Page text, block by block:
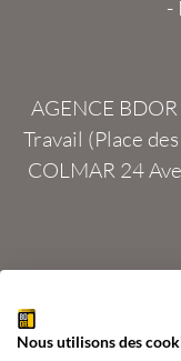
-
AGENCE
Travail (Place
COLMAR 24
Nous utilisons des